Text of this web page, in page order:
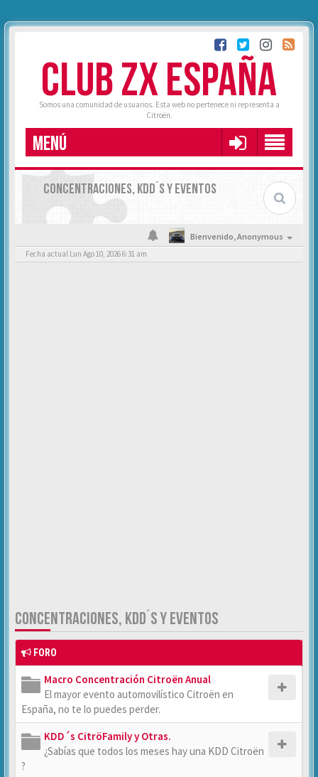
CLUB ZX ESPAÑA
Somos una comunidad de usuarios. Esta web no pertenece ni representa a
Citroën.
MENÚ
CONCENTRACIONES, KDD´S Y EVENTOS
Bienvenido,Anonymous
Fecha actual Lun Ago 10, 2026 6:31 am
CONCENTRACIONES, KDD´S Y EVENTOS
FORO
Macro Concentración Citroën Anual
El mayor evento automovilístico Citroën en
España, no te lo puedes perder.
KDD´s CitröFamily y Otras.
¿Sabías que todos los meses hay una KDD Citroën
?